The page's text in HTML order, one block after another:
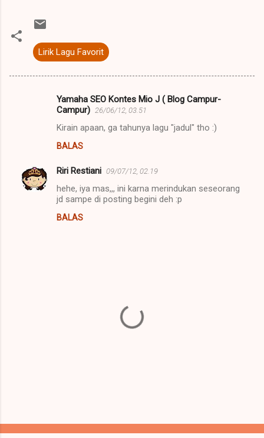
Lirik Lagu Favorit
n
t
Yamaha SEO Kontes Mio J ( Blog Campur-
Campur) 26/06/12, 03.51
Kirain apaan, ga tahunya lagu "jadul" tho :)
BALAS
Riri Restiani 09/07/12, 02.19
hehe, iya mas,,, ini karna merindukan seseorang
jd sampe di posting begini deh :p
BALAS